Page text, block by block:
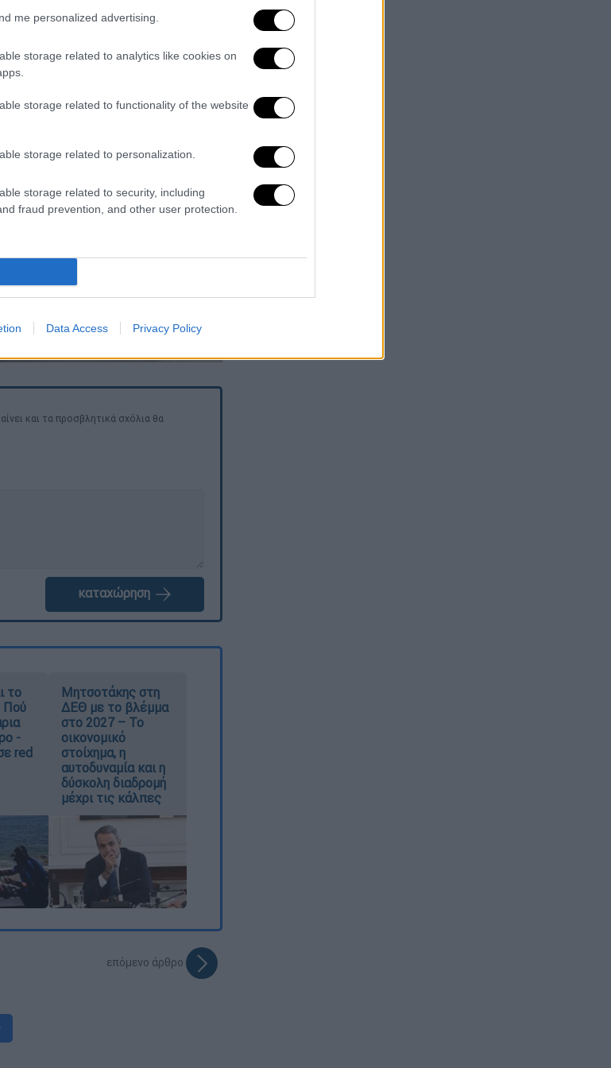
me personalized advertising.
storage related to analytics like cookies on
storage related to functionality of the website
storage related to personalization.
storage related to security, including
fraud prevention, and other user protection.
Data Access Privacy Policy
και τα προσβλητικά σχόλια θα
καταχώρηση
το
Πού
-
red
Μητσοτάκης στη
ΔΕΘ με το βλέμμα
στο 2027 – Το
οικονομικό
στοίχημα, η
αυτοδυναμία και η
δύσκολη διαδρομή
μέχρι τις κάλπες
επόμενο άρθρο